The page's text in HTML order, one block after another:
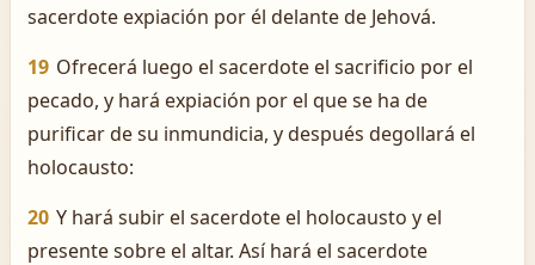
sacerdote expiación por él delante de Jehová.
19 Ofrecerá luego el sacerdote el sacrificio por el
pecado, y hará expiación por el que se ha de
purificar de su inmundicia, y después degollará el
holocausto:
20 Y hará subir el sacerdote el holocausto y el
presente sobre el altar. Así hará el sacerdote